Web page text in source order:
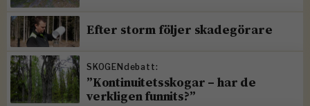
Efter storm följer skadegörare
SKOGENdebatt:
”Kontinuitetsskogar – har de
verkligen funnits?”